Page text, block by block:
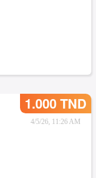
1.000 TND
4/5/26, 11:26 AM